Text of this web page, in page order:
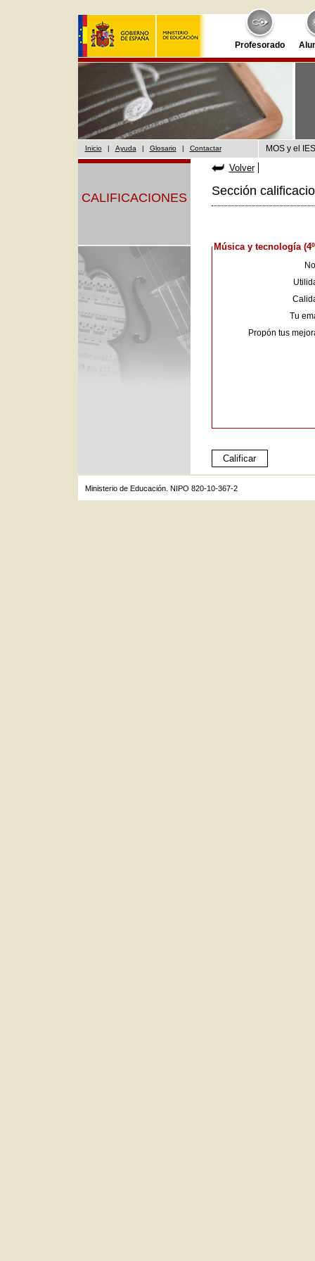
Profesorado
Inicio | Ayuda | Glosario | Contactar MOS y el
CALIFICACIONES
Volver
Sección
Música y tecnología
Tu
Propón tus
Ministerio de Educación. NIPO 820-10-367-2